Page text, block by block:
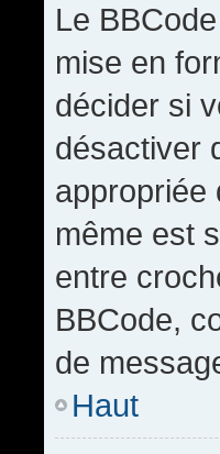
Le
mise en
décider si
désactiver
appropriée
même est
entre
BBCode,
de
Haut